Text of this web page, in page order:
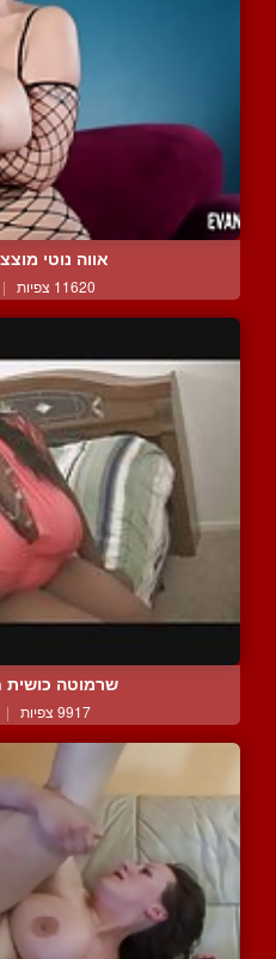
אווה נוטי
11620 צפיות |
שרמוטה כושית
9917 צפיות |